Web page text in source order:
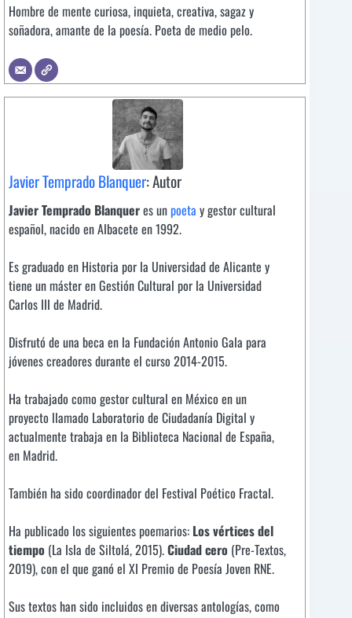
Hombre de mente curiosa, inquieta, creativa, sagaz y
soñadora, amante de la poesía. Poeta de medio pelo.
Javier Temprado Blanquer: Autor
Javier Temprado Blanqueres unpoeta y gestor cultural
español, nacido en Albacete en 1992.
Es graduado en Historia por la Universidad de Alicante y
tiene un máster en Gestión Cultural por la Universidad
Carlos III de Madrid.
Disfrutó de una beca en la Fundación Antonio Gala para
jóvenes creadores durante el curso 2014-2015.
Ha trabajado como gestor cultural en México en un
proyecto llamado Laboratorio de Ciudadanía Digital y
actualmente trabaja en la Biblioteca Nacional de España,
en Madrid.
También ha sido coordinador del Festival Poético Fractal.
Ha publicado los siguientes poemarios: Los vértices del
tiempo (La Isla de Siltolá, 2015).Ciudad cero (Pre-Textos,
2019), con el que ganó el XI Premio de Poesía Joven RNE.
Sus textos han sido incluidos en diversas antologías, como